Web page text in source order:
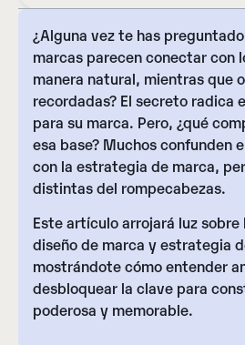
¿Alguna vez te has
marcas parecen conectar con
manera natural, mientras que
recordadas? El secreto radica
para su marca. Pero, ¿qué
esa base? Muchos confunden
con la estrategia de marca,
distintas del rompecabezas.
Este artículo arrojará luz
diseño de marca y estrategia
mostrándote cómo entender
desbloquear la clave para
poderosa y memorable.